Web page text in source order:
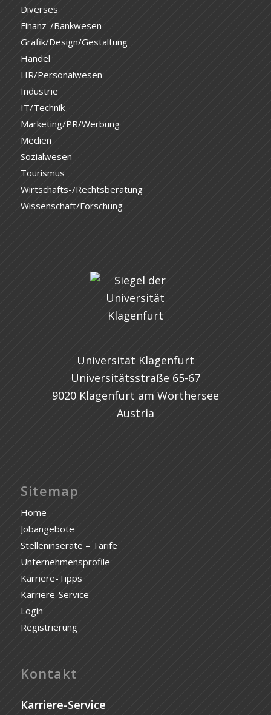
Diverses
Finanz-/Bankwesen
Grafik/Design/Gestaltung
Handel
HR/Personalwesen
Industrie
IT/Technik
Marketing/PR/Werbung
Medien
Sozialwesen
Tourismus
Wirtschafts-/Rechtsberatung
Wissenschaft/Forschung
Universität Klagenfurt
Universitätsstraße 65-67
9020 Klagenfurt am Wörthersee
Austria
Sitemap
Home
Jobangebote
Stelleninserate – Tarife
Unternehmensprofile
Karriere-Tipps
Karriere-Service
Login
Registrierung
Kontakt
Karriere-Service